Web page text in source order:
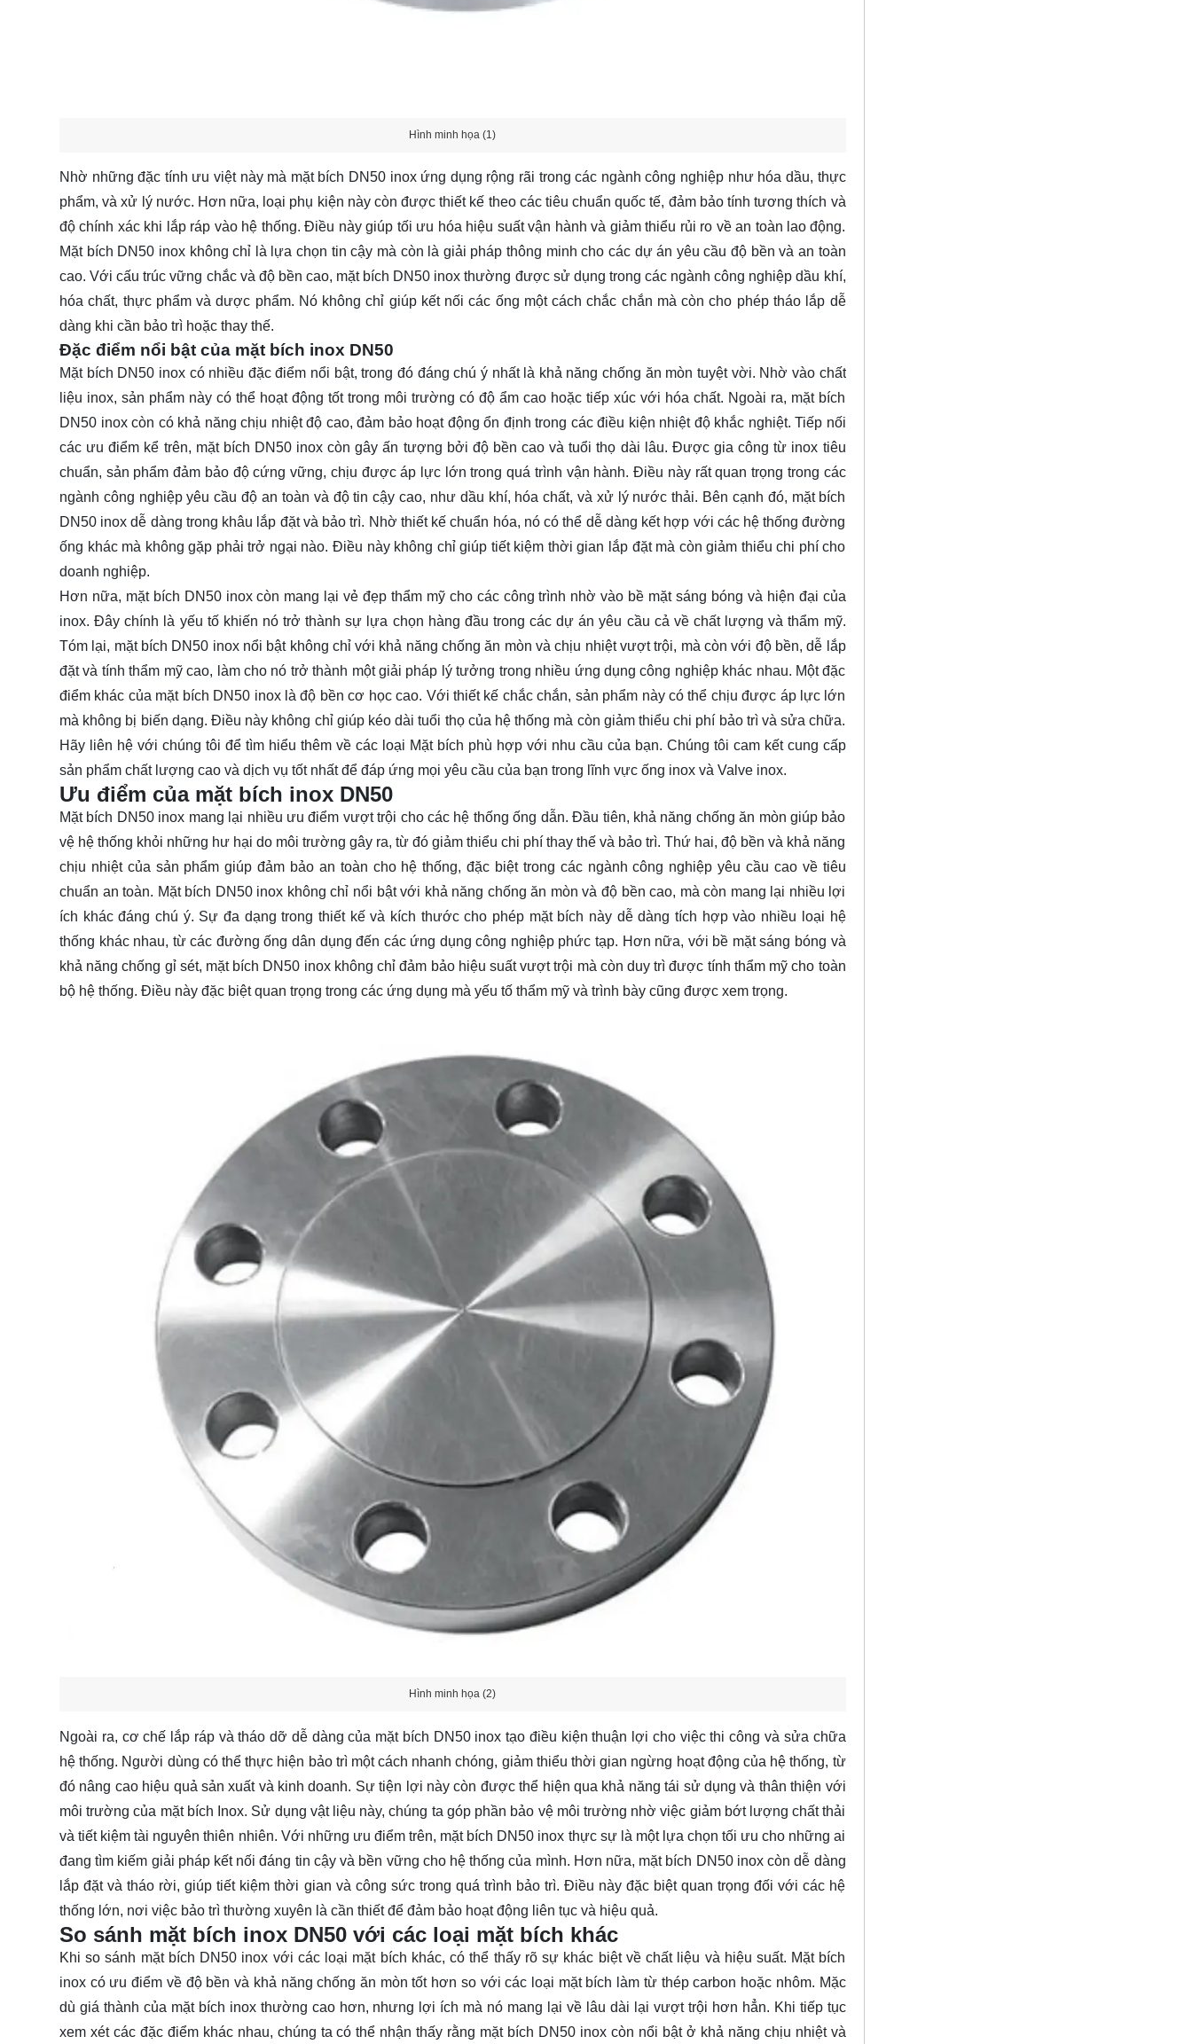
Hình minh họa (1)
Nhờ những đặc tính ưu việt này mà mặt bích DN50 inox ứng dụng rộng rãi trong các ngành công nghiệp như hóa dầu, thực
phẩm, và xử lý nước. Hơn nữa, loại phụ kiện này còn được thiết kế theo các tiêu chuẩn quốc tế, đảm bảo tính tương thích và
độ chính xác khi lắp ráp vào hệ thống. Điều này giúp tối ưu hóa hiệu suất vận hành và giảm thiểu rủi ro về an toàn lao động.
Mặt bích DN50 inox không chỉ là lựa chọn tin cậy mà còn là giải pháp thông minh cho các dự án yêu cầu độ bền và an toàn
cao. Với cấu trúc vững chắc và độ bền cao, mặt bích DN50 inox thường được sử dụng trong các ngành công nghiệp dầu khí,
hóa chất, thực phẩm và dược phẩm. Nó không chỉ giúp kết nối các ống một cách chắc chắn mà còn cho phép tháo lắp dễ
dàng khi cần bảo trì hoặc thay thế.
Đặc điểm nổi bật của mặt bích inox DN50
Mặt bích DN50 inox có nhiều đặc điểm nổi bật, trong đó đáng chú ý nhất là khả năng chống ăn mòn tuyệt vời. Nhờ vào chất
liệu inox, sản phẩm này có thể hoạt động tốt trong môi trường có độ ẩm cao hoặc tiếp xúc với hóa chất. Ngoài ra, mặt bích
DN50 inox còn có khả năng chịu nhiệt độ cao, đảm bảo hoạt động ổn định trong các điều kiện nhiệt độ khắc nghiệt. Tiếp nối
các ưu điểm kể trên, mặt bích DN50 inox còn gây ấn tượng bởi độ bền cao và tuổi thọ dài lâu. Được gia công từ inox tiêu
chuẩn, sản phẩm đảm bảo độ cứng vững, chịu được áp lực lớn trong quá trình vận hành. Điều này rất quan trọng trong các
ngành công nghiệp yêu cầu độ an toàn và độ tin cậy cao, như dầu khí, hóa chất, và xử lý nước thải. Bên cạnh đó, mặt bích
DN50 inox dễ dàng trong khâu lắp đặt và bảo trì. Nhờ thiết kế chuẩn hóa, nó có thể dễ dàng kết hợp với các hệ thống đường
ống khác mà không gặp phải trở ngại nào. Điều này không chỉ giúp tiết kiệm thời gian lắp đặt mà còn giảm thiểu chi phí cho
doanh nghiệp.
Hơn nữa, mặt bích DN50 inox còn mang lại vẻ đẹp thẩm mỹ cho các công trình nhờ vào bề mặt sáng bóng và hiện đại của
inox. Đây chính là yếu tố khiến nó trở thành sự lựa chọn hàng đầu trong các dự án yêu cầu cả về chất lượng và thẩm mỹ.
Tóm lại, mặt bích DN50 inox nổi bật không chỉ với khả năng chống ăn mòn và chịu nhiệt vượt trội, mà còn với độ bền, dễ lắp
đặt và tính thẩm mỹ cao, làm cho nó trở thành một giải pháp lý tưởng trong nhiều ứng dụng công nghiệp khác nhau. Một đặc
điểm khác của mặt bích DN50 inox là độ bền cơ học cao. Với thiết kế chắc chắn, sản phẩm này có thể chịu được áp lực lớn
mà không bị biến dạng. Điều này không chỉ giúp kéo dài tuổi thọ của hệ thống mà còn giảm thiểu chi phí bảo trì và sửa chữa.
Hãy liên hệvới chúng tôi để tìm hiểu thêm về các loại Mặt bích phù hợp với nhu cầu của bạn. Chúng tôi cam kết cung cấp
sản phẩm chất lượng cao và dịch vụ tốt nhất để đáp ứng mọi yêu cầu của bạn trong lĩnh vực ống inox và Valve inox.
Ưu điểm của mặt bích inox DN50
Mặt bích DN50 inox mang lại nhiều ưu điểm vượt trội cho các hệ thống ống dẫn. Đầu tiên, khả năng chống ăn mòn giúp bảo
vệ hệ thống khỏi những hư hại do môi trường gây ra, từ đó giảm thiểu chi phí thay thế và bảo trì. Thứ hai, độ bền và khả năng
chịu nhiệt của sản phẩm giúp đảm bảo an toàn cho hệ thống, đặc biệt trong các ngành công nghiệp yêu cầu cao về tiêu
chuẩn an toàn. Mặt bích DN50 inox không chỉ nổi bật với khả năng chống ăn mòn và độ bền cao, mà còn mang lại nhiều lợi
ích khác đáng chú ý. Sự đa dạng trong thiết kế và kích thước cho phép mặt bích này dễ dàng tích hợp vào nhiều loại hệ
thống khác nhau, từ các đường ống dân dụng đến các ứng dụng công nghiệp phức tạp. Hơn nữa, với bề mặt sáng bóng và
khả năng chống gỉ sét, mặt bích DN50 inox không chỉ đảm bảo hiệu suất vượt trội mà còn duy trì được tính thẩm mỹ cho toàn
bộ hệ thống. Điều này đặc biệt quan trọng trong các ứng dụng mà yếu tố thẩm mỹ và trình bày cũng được xem trọng.
Hình minh họa (2)
Ngoài ra, cơ chế lắp ráp và tháo dỡ dễ dàng của mặt bích DN50 inox tạo điều kiện thuận lợi cho việc thi công và sửa chữa
hệ thống. Người dùng có thể thực hiện bảo trì một cách nhanh chóng, giảm thiểu thời gian ngừng hoạt động của hệ thống, từ
đó nâng cao hiệu quả sản xuất và kinh doanh. Sự tiện lợi này còn được thể hiện qua khả năng tái sử dụng và thân thiện với
môi trường của mặt bích Inox. Sử dụng vật liệu này, chúng ta góp phần bảo vệ môi trường nhờ việc giảm bớt lượng chất thải
và tiết kiệm tài nguyên thiên nhiên. Với những ưu điểm trên, mặt bích DN50 inox thực sự là một lựa chọn tối ưu cho những ai
đang tìm kiếm giải pháp kết nối đáng tin cậy và bền vững cho hệ thống của mình. Hơn nữa, mặt bích DN50 inox còn dễ dàng
lắp đặt và tháo rời, giúp tiết kiệm thời gian và công sức trong quá trình bảo trì. Điều này đặc biệt quan trọng đối với các hệ
thống lớn, nơi việc bảo trì thường xuyên là cần thiết để đảm bảo hoạt động liên tục và hiệu quả.
So sánh mặt bích inox DN50 với các loại mặt bích khác
Khi so sánh mặt bích DN50 inox với các loại mặt bích khác, có thể thấy rõ sự khác biệt về chất liệu và hiệu suất. Mặt bích
inox có ưu điểm về độ bền và khả năng chống ăn mòn tốt hơn so với các loại mặt bích làm từ thép carbon hoặc nhôm. Mặc
dù giá thành của mặt bích inox thường cao hơn, nhưng lợi ích mà nó mang lại về lâu dài lại vượt trội hơn hẳn. Khi tiếp tục
xem xét các đặc điểm khác nhau, chúng ta có thể nhận thấy rằng mặt bích DN50 inox còn nổi bật ở khả năng chịu nhiệt và